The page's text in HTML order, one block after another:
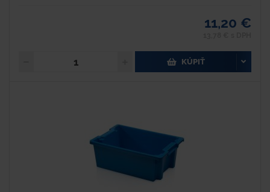
11,20 €
KÚPIŤ